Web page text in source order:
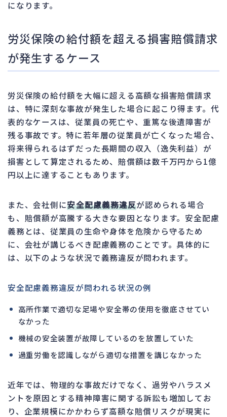
になります。
労災保険の給付額を超える損害賠償請求
が発生するケース
労災保険の給付額を大幅に超える高額な損害賠償請求
は、特に深刻な事故が発生した場合に起こり得ます。代
表的なケースは、従業員の死亡や、重篤な後遺障害が
残る事故です。特に若年層の従業員が亡くなった場合、
将来得られるはずだった長期間の収入（逸失利益）が
損害として算定されるため、賠償額は数千万円から1億
円以上に達することもあります。
また、会社側に安全配慮義務違反が認められる場合
も、賠償額が高騰する大きな要因となります。安全配慮
義務とは、従業員の生命や身体を危険から守るため
に、会社が講じるべき配慮義務のことです。具体的に
は、以下のような状況で義務違反が問われます。
安全配慮義務違反が問われる状況の例
高所作業で適切な足場や安全帯の使用を徹底させてい
なかった
機械の安全装置が故障しているのを放置していた
過重労働を認識しながら適切な措置を講じなかった
近年では、物理的な事故だけでなく、過労やハラスメ
ントを原因とする精神障害に関する訴訟も増加してお
り、企業規模にかかわらず高額な賠償リスクが現実に